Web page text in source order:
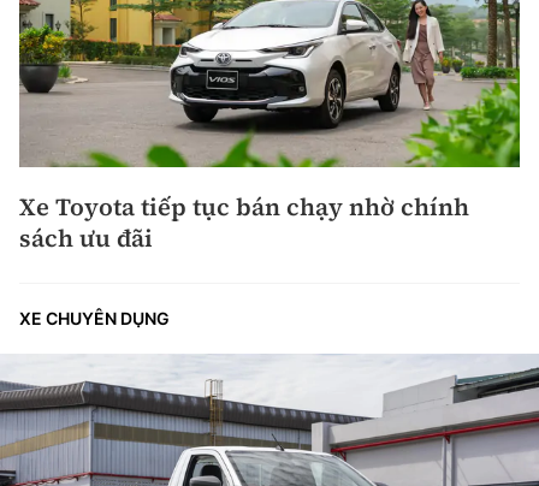
Xe Toyota tiếp tục bán chạy nhờ chính
sách ưu đãi
XE CHUYÊN DỤNG